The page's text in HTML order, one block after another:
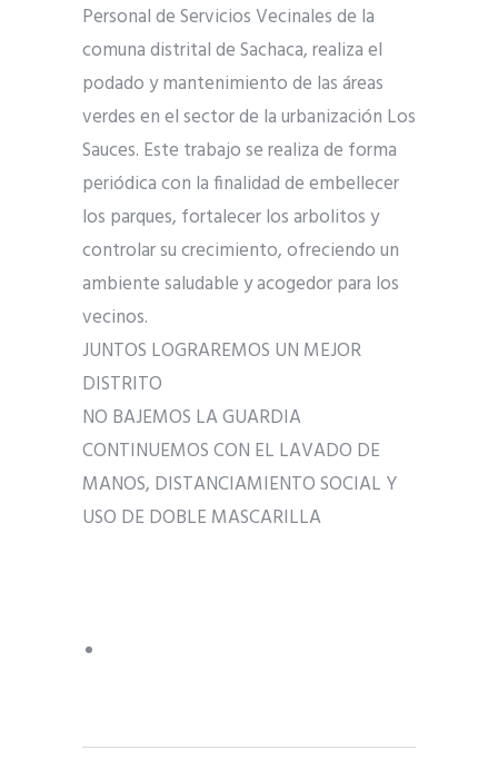
Personal de Servicios Vecinales de la
comuna distrital de Sachaca, realiza el
podado y mantenimiento de las áreas
verdes en el sector de la urbanización Los
Sauces. Este trabajo se realiza de forma
periódica con la finalidad de embellecer
los parques, fortalecer los arbolitos y
controlar su crecimiento, ofreciendo un
ambiente saludable y acogedor para los
vecinos.
JUNTOS LOGRAREMOS UN MEJOR
DISTRITO
NO BAJEMOS LA GUARDIA
CONTINUEMOS CON EL LAVADO DE
MANOS, DISTANCIAMIENTO SOCIAL Y
USO DE DOBLE MASCARILLA